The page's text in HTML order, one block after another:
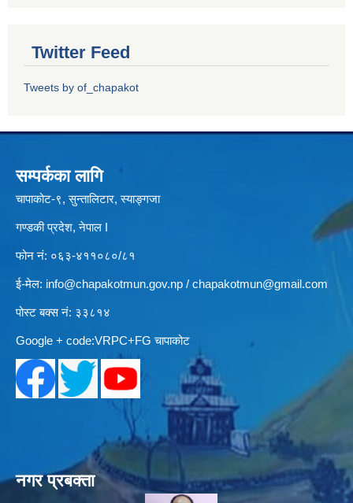
Twitter Feed
Tweets by of_chapakot
सम्पर्कका लागि
चापाकोट-९, सुन्तालिटार, स्याङ्गजा
गण्डकी प्रदेश, नेपाल I
फोन नं: ०६३-४११०८०/८१
ई-मेल: info@chapakotmun.gov.np / chapakotmun@gmail.com
पोस्ट बक्स नं: ३३८१४
Google + code:VRPC+FG चापाकोट
नगर प्रबक्ता